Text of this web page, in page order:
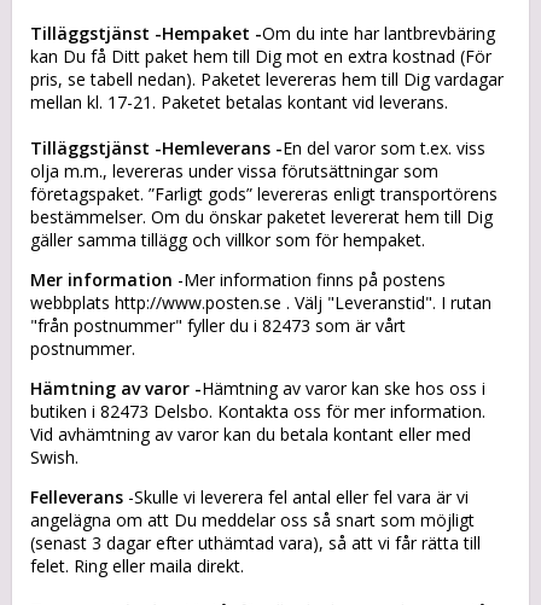
Tilläggstjänst -Hempaket -Om du inte har lantbrevbäring
kan Du få Ditt paket hem till Dig mot en extra kostnad (För
pris, se tabell nedan). Paketet levereras hem till Dig vardagar
mellan kl. 17-21. Paketet betalas kontant vid leverans.
Tilläggstjänst -Hemleverans -En del varor som t.ex. viss
olja m.m., levereras under vissa förutsättningar som
företagspaket. ”Farligt gods” levereras enligt transportörens
bestämmelser. Om du önskar paketet levererat hem till Dig
gäller samma tillägg och villkor som för hempaket.
Mer information -Mer information finns på postens
webbplats http://www.posten.se . Välj "Leveranstid". I rutan
"från postnummer" fyller du i 82473 som är vårt
postnummer.
Hämtning av varor -Hämtning av varor kan ske hos oss i
butiken i 82473 Delsbo. Kontakta oss för mer information.
Vid avhämtning av varor kan du betala kontant eller med
Swish.
Felleverans -Skulle vi leverera fel antal eller fel vara är vi
angelägna om att Du meddelar oss så snart som möjligt
(senast 3 dagar efter uthämtad vara), så att vi får rätta till
felet. Ring eller maila direkt.